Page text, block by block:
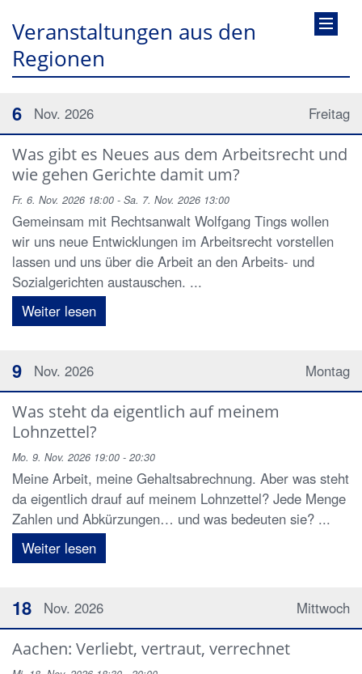
Veranstaltungen aus den
Regionen
Freitag
6 Nov. 2026
Was gibt es Neues aus dem Arbeitsrecht und
wie gehen Gerichte damit um?
Fr. 6. Nov. 2026 18:00 - Sa. 7. Nov. 2026 13:00
Gemeinsam mit Rechtsanwalt Wolfgang Tings wollen
wir uns neue Entwicklungen im Arbeitsrecht vorstellen
lassen und uns über die Arbeit an den Arbeits- und
Sozialgerichten austauschen. ...
Weiter lesen
Montag
9 Nov. 2026
Was steht da eigentlich auf meinem
Lohnzettel?
Mo. 9. Nov. 2026 19:00 - 20:30
Meine Arbeit, meine Gehaltsabrechnung. Aber was steht
da eigentlich drauf auf meinem Lohnzettel? Jede Menge
Zahlen und Abkürzungen… und was bedeuten sie? ...
Weiter lesen
Mittwoch
18 Nov. 2026
Aachen: Verliebt, vertraut, verrechnet